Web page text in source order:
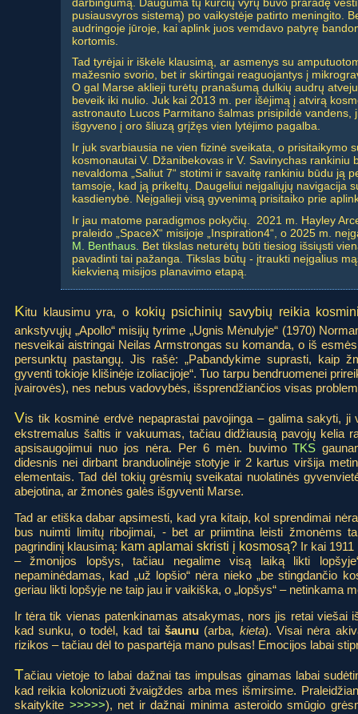
pusiausvyros sistemą) po vaikystėje patirto meningito.
audringoje jūroje, kai aplink juos vemdavo patyrę
kortomis.
Tad tyrėjai ir iškėlė klausimą, ar asmenys su
mažesnio svorio, bet ir skirtingai reaguojantys į
O gal Marse aklieji turėtų pranašumą dulkių audrų
beveik iki nulio. Juk kai 2013 m. per išėjimą į atvirą
astronauto Lucos Parmitano šalmas prisipildė vandens,
išgyveno į oro šliuzą grįžęs vien lytėjimo pagalba.
Ir juk svarbiausia ne vien fizinė sveikata, o prisitaikymo
kosmonautai V. Džanibekovas ir V. Savinychas rankiniu
nevaldoma „Saliut 7“ stotimi ir savaitę rankiniu būdu ją
tamsoje, kad ją prikeltų. Daugeliui neįgaliųjų navigacija
kasdienybė. Neįgalieji visą gyvenimą prisitaiko prie
Ir jau matome paradigmos pokyčių. 2021 m. Hayley
praleido „SpaceX“ misijoje „Inspiration4“, o 2025 m.
M. Benthaus . Bet tikslas neturėtų būti tiesiog išsiųsti
pavadinti tai pažanga. Tikslas būtų - įtraukti neįgalius
kiekvieną misijos planavimo etapą.
Kitu klausimu yra, o kokių psichinių savybių reikia
ankstyvųjų „Apollo“ misijų tyrime „Ugnis Mėnulyje“ (1970)
nesveikai aistringai Neilas Armstrongas su komanda, o iš
persunktų pastangų. Jis rašė: „Pabandykime suprasti, kaip
gyventi tokioje klišinėje izoliacijoje“. Tuo tarpu bendruomenei
įvairovės), nes nebus vadovybės, išsprendžiančios visas
Vis tik kosminė erdvė nepaprastai pavojinga – galima sakyti, ji
ekstremalus šaltis ir vakuumas, tačiau didžiausią pavojų kelia
apsisaugojimui nuo jos nėra. Per 6 mėn. buvimoTKS
didesnis nei dirbant branduolinėje stotyje ir 2 kartus viršija
elementais. Tad dėl tokių grėsmių sveikatai nuolatinės
abejotina, ar žmonės galės išgyventi Marse.
Tad ar etiška dabar apsimesti, kad yra kitaip, kol sprendimai
bus nuimti limitų ribojimai, - bet ar priimtina leisti žmonėms
pagrindinį klausimą: kam aplamai skristi į kosmosą? Ir kai
– žmonijos lopšys, tačiau negalime visą laiką likti
nepaminėdamas, kad „už lopšio“ nėra nieko „be stingdančio
geriau likti lopšyje ne taip jau ir vaikiška, o „lopšys“ – netinkama
Ir tėra tik vienas patenkinamas atsakymas, nors jis retai viešai
kad sunku, o todėl, kad tai šaunu (arba, kieta). Visai nėra
rizikos – tačiau dėl to paspartėja mano pulsas! Emocijos labai
Tačiau vietoje to labai dažnai tas impulsas ginamas labai
kad reikia kolonizuoti žvaigždes arba mes išmirsime.
skaitykite >>>>>), net ir dažnai minima asteroido smūgio